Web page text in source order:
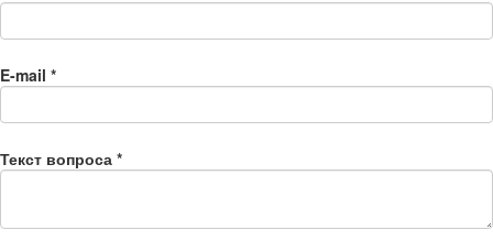
E-mail *
Текст вопроса *